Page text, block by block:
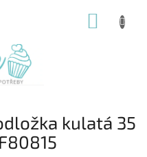
kulatá 35